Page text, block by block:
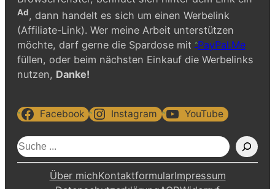
Ad, dann handelt es sich um einen Werbelink
(Affiliate-Link). Wer meine Arbeit unterstützen
möchte, darf gerne die Spardose mit PayPal.Me
füllen, oder beim nächsten Einkauf die Werbelinks
nutzen, Danke!
Facebook Instagram YouTube
S
u
Über michKontaktformularImpressum